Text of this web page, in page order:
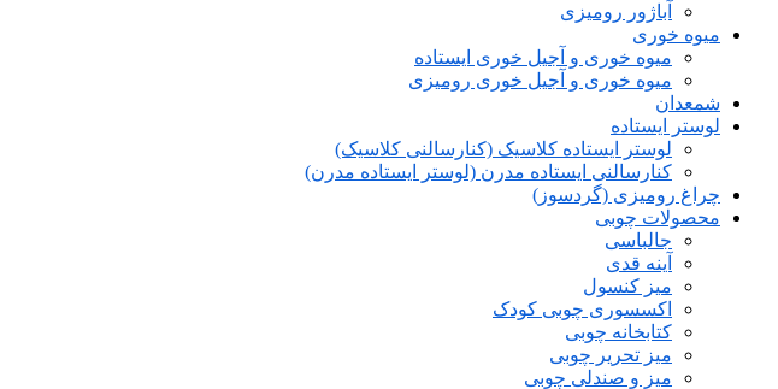
آباژور رومیزی
میوه خوری
میوه خوری و آجیل خوری ایستاده
میوه خوری و آجیل خوری رومیزی
شمعدان
لوستر ایستاده
لوستر ایستاده کلاسیک (کنارسالنی کلاسیک)
کنارسالنی ایستاده مدرن (لوستر ایستاده مدرن)
چراغ رومیزی (گردسوز)
محصولات چوبی
جالباسی
آینه قدی
میز کنسول
اکسسوری چوبی کودک
کتابخانه چوبی
میز تحریر چوبی
میز و صندلی چوبی